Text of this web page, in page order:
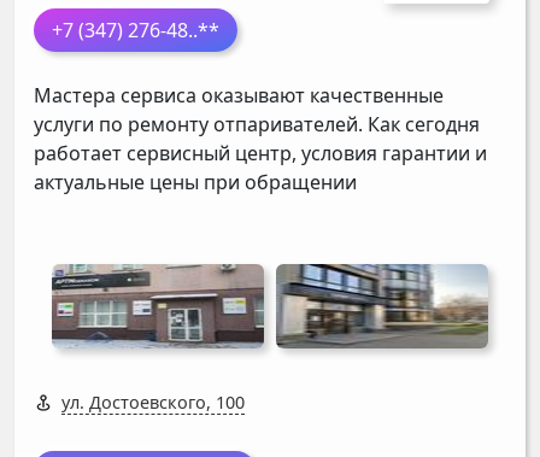
+7 (347) 276-48..**
Мастера сервиса оказывают качественные
услуги по ремонту отпаривателей. Как сегодня
работает сервисный центр, условия гарантии и
актуальные цены при обращении
ул. Достоевского, 100